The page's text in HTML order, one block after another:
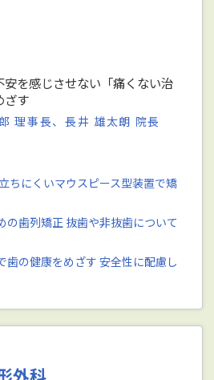
安を感じさせない「痛くない治
ざす
理事長、長井 雄太朗 院長
ちにくいマウスピース型装置で矯
の歯列矯正 抜歯や非抜歯について
歯の健康をめざす 安全性に配慮し
外科